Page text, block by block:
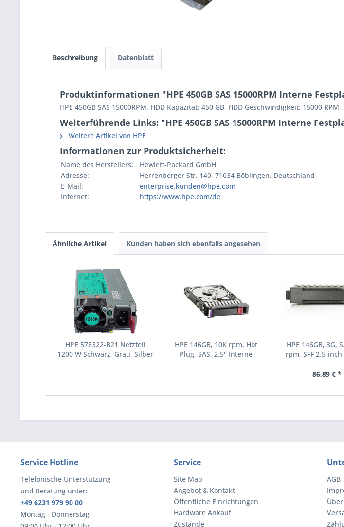
Beschreibung Datenblatt
Produktinformationen "HPE 450GB SAS 15000RPM Interne
HPE 450GB SAS 15000RPM. HDD Kapazität: 450 GB, HDD Geschwindigkeit: 15000
Weiterführende Links: "HPE 450GB SAS 15000RPM Interne
Weitere Artikel von HPE
Informationen zur Produktsicherheit:
Name des Herstellers:
Hewlett-Packard GmbH
Adresse:
Herrenberger Str. 140, 71034 Böblingen, Deutschland
E-Mail:
enterprise.kunden@hpe.com
Internet:
https://www.hpe.com/de
Ähnliche Artikel Kunden haben sich ebenfalls angesehen
HPE 578322-B21 Netzteil
1200 W Schwarz, Grau, Silber
HPE 146GB, 10K rpm, Hot
Plug, SAS, 2.5'' Interne
HPE 146GB, 3G,
rpm, SFF 2.5-
(504062-B21)
86,89 € *
Service Hotline
Telefonische Unterstützung
und Beratung unter:
+49 6231 979 90 00
Montag - Donnerstag
Service
Site Map
Angebot & Kontakt
Öffentliche Einrichtungen
Hardware Ankauf
Zustände
AGB